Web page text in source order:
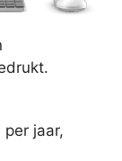
jaar,